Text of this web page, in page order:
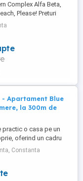
Complex Alfa Beta,
Please! Preturi
de lei pe noapte!! Cauți
festival sau
mare? Închiriez
cu 2 camere în Saturn
str. Henny Ignatie nr.
...
Apartament Blue
la 300m de
practic o casa pe un
oferind un cadru
este situata in zona
Militar, la 300m de
- Zoom Beach.
a casei face ca
Constanta